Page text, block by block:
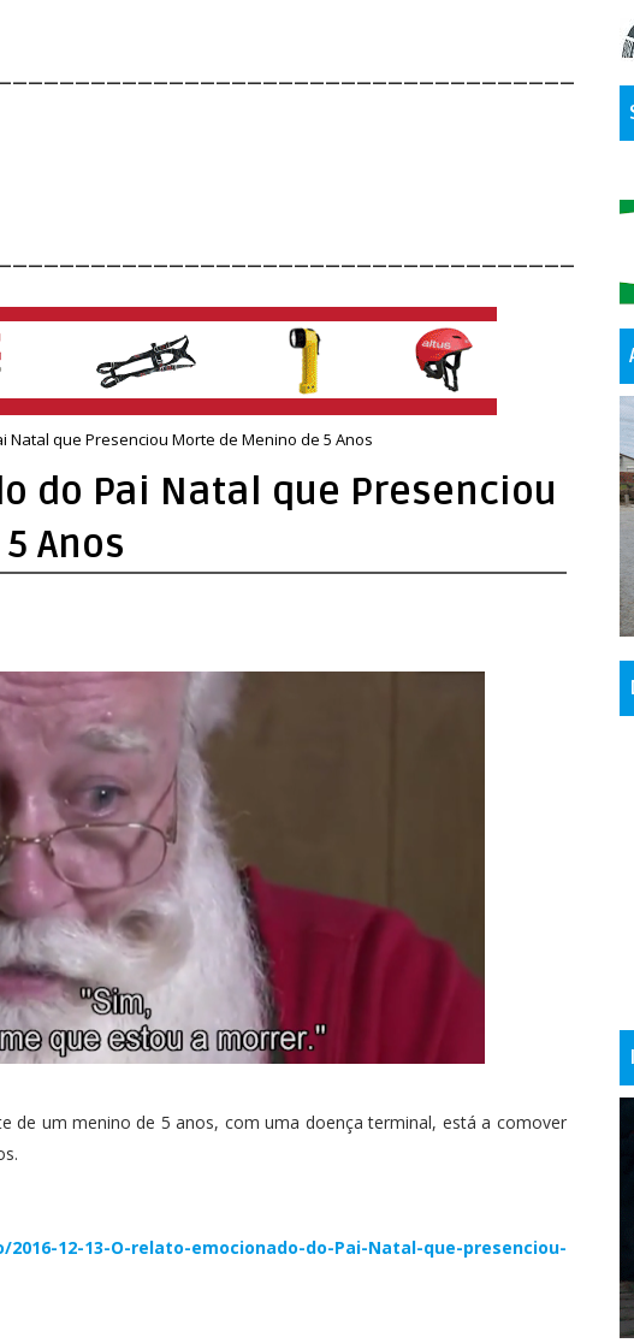
Natal que Presenciou Morte de Menino de 5 Anos
do Pai Natal que Presenciou
Anos
de um menino de 5 anos, com uma doença terminal, está a comover
12-13-O-relato-emocionado-do-Pai-Natal-que-presenciou-